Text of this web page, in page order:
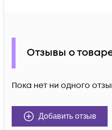
Отзывы о
Пока нет ни одного
Добавить отзыв